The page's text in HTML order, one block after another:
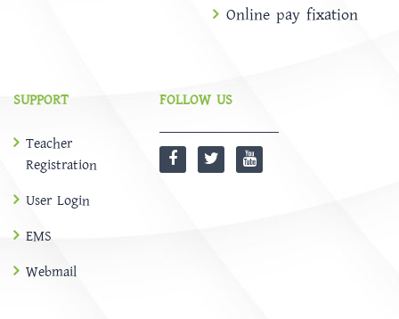
Online pay fixation
SUPPORT
Teacher
Registration
User Login
EMS
Webmail
FOLLOW US